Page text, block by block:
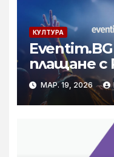
КУЛТУРА
плащане с
МАР. 19, 2026